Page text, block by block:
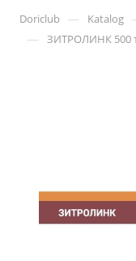
Doriclub — Katalog
— ЗИТРОЛИНК 500